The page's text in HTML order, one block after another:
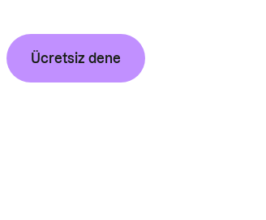
Ücretsiz dene